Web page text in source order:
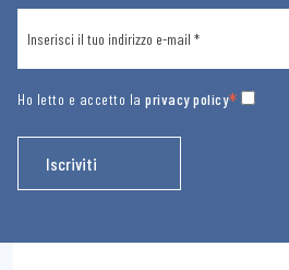
Ho letto e accetto la privacy policy*